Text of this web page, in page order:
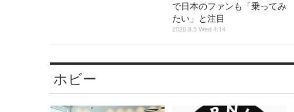
で日本のファンも「乗ってみ
たい」と注目
2026.8.5 Wed 4:14
ホビー